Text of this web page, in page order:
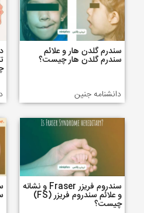
سندرم گلدن هار و علائم
سندرم گلدن هار چیست؟
دانشنامه جنین
سندروم فریزر Fraser و نشانه
و علائم سندروم فریزر (FS)
چیست؟